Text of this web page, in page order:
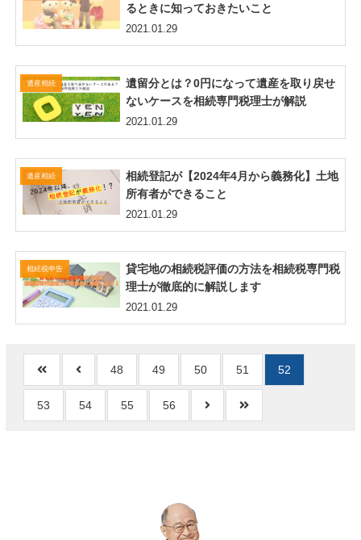
2021.01.29
るときに知っておきたいこと
遺産相続
2021.01.29
遺留分とは？0円になって遺産を取り戻せ
ないケースを相続専門税理士が解説
遺産相続
2021.01.29
相続登記が【2024年4月から義務化】土地
所有者ができること
相続税申告
2021.01.29
貸宅地の相続税評価の方法を相続税専門税
理士が徹底的に解説します
48 49 50 51 52
53 54 55 56